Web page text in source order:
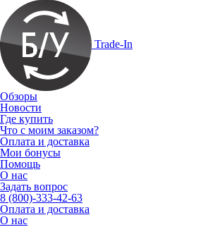
Trade-In
Обзоры
Новости
Где купить
Что с моим заказом?
Оплата и доставка
Мои бонусы
Помощь
О нас
Задать вопрос
8 (800)-333-42-63
Оплата и доставка
О нас